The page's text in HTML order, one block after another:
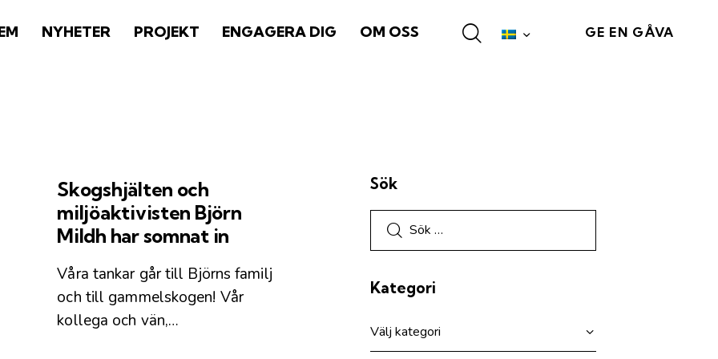
NYHETER PROJEKT ENGAGERA DIG OM OSS GE EN GÅVA
Skogshjälten och
miljöaktivisten Björn
Mildh har somnat in
Våra tankar går till Björns familj
och till gammelskogen! Vår
kollega och vän,…
Sök
Kategori